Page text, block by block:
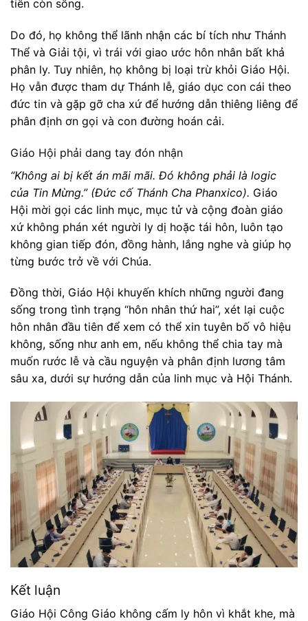
tiên còn sống.
Do đó, họ không thể lãnh nhận các bí tích như Thánh
Thể và Giải tội, vì trái với giao ước hôn nhân bất khả
phân ly. Tuy nhiên, họ không bị loại trừ khỏi Giáo Hội.
Họ vẫn được tham dự Thánh lễ, giáo dục con cái theo
đức tin và gặp gỡ cha xứ để hướng dẫn thiêng liêng để
phân định ơn gọi và con đường hoán cải.
Giáo Hội phải dang tay đón nhận
“Không ai bị kết án mãi mãi. Đó không phải là logic
của Tin Mừng.” (Đức cố Thánh Cha Phanxico). Giáo
Hội mời gọi các linh mục, mục tử và cộng đoàn giáo
xứ không phán xét người ly dị hoặc tái hôn, luôn tạo
không gian tiếp đón, đồng hành, lắng nghe và giúp họ
từng bước trở về với Chúa.
Đồng thời, Giáo Hội khuyến khích những người đang
sống trong tình trạng “hôn nhân thứ hai”, xét lại cuộc
hôn nhân đầu tiên để xem có thể xin tuyên bố vô hiệu
không, sống như anh em, nếu không thể chia tay mà
muốn rước lễ và cầu nguyện và phân định lương tâm
sâu xa, dưới sự hướng dẫn của linh mục và Hội Thánh.
Kết luận
Giáo Hội Công Giáo không cấm ly hôn vì khắt khe, mà